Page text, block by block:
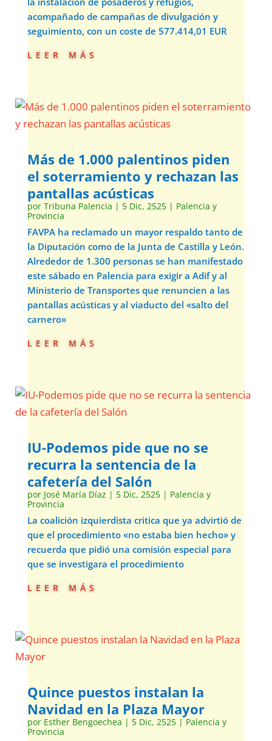
acompañado de campañas de divulgación y
seguimiento, con un coste de 577.414,01 EUR
leer más
Más de 1.000 palentinos piden
el soterramiento y rechazan las
pantallas acústicas
por Tribuna Palencia | 5 Dic, 2525| Palencia y
Provincia
FAVPA ha reclamado un mayor respaldo tanto de
la Diputación como de la Junta de Castilla y León.
Alrededor de 1.300 personas se han manifestado
este sábado en Palencia para exigir a Adif y al
Ministerio de Transportes que renuncien a las
pantallas acústicas y al viaducto del «salto del
carnero»
leer más
IU-Podemos pide que no se
recurra la sentencia de la
cafetería del Salón
por José María Díaz | 5 Dic, 2525| Palencia y
Provincia
La coalición izquierdista critica que ya advirtió de
que el procedimiento «no estaba bien hecho» y
recuerda que pidió una comisión especial para
que se investigara el procedimiento
leer más
Quince puestos instalan la
Navidad en la Plaza Mayor
por Esther Bengoechea | 5 Dic, 2525| Palencia y
Provincia